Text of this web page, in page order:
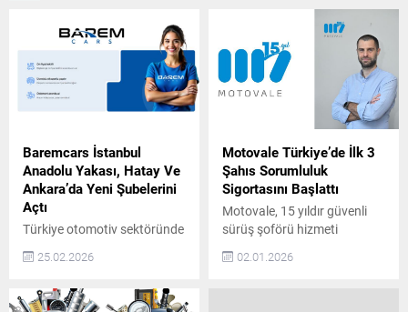
Baremcars İstanbul
Anadolu Yakası, Hatay Ve
Ankara’da Yeni Şubelerini
Açtı
Türkiye otomotiv sektöründe
sürdürülebilir hizmet
BaremCars, büyüme
25.02.2026
Motovale Türkiye’de İlk 3
Şahıs Sorumluluk
Sigortasını Başlattı
Motovale, 15 yıldır güvenli
sürüş şoförü hizmeti
kapsamlı 3. Şahıs
02.01.2026